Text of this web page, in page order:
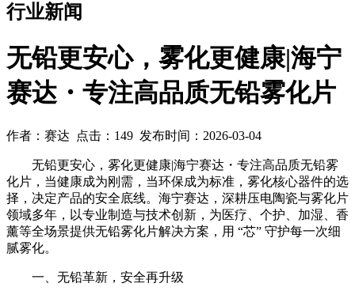
行业新闻
无铅更安心，雾化更健康|海宁
赛达・专注高品质无铅雾化片
作者：赛达 点击：149 发布时间：2026-03-04
无铅更安心，雾化更健康|海宁赛达・专注高品质无铅雾
化片，当健康成为刚需，当环保成为标准，雾化核心器件的选
择，决定产品的安全底线。海宁赛达，深耕压电陶瓷与雾化片
领域多年，以专业制造与技术创新，为医疗、个护、加湿、香
薰等全场景提供无铅雾化片解决方案，用 “芯” 守护每一次细
腻雾化。
一、无铅革新，安全再升级